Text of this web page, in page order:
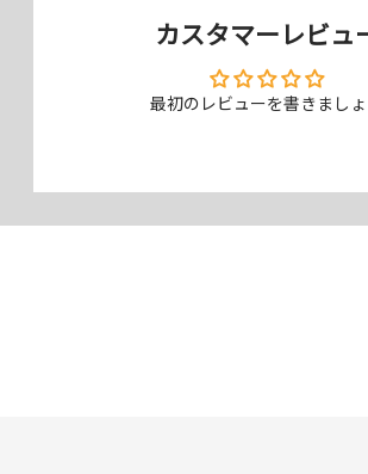
カスタマーレビュ
最初のレビューを書きまし